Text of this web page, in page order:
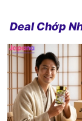
Deal Chớp